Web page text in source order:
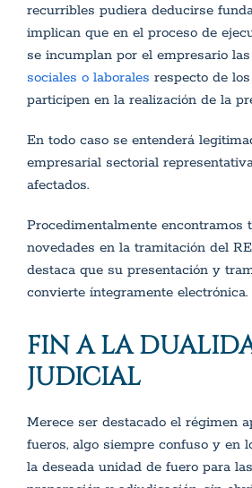
recurribles pudiera deducirse
implican que en el proceso de
se incumplan por el empresario las
sociales o laborales respecto de
participen en la realización de la
En todo caso se entenderá
empresarial sectorial
afectados.
Procedimentalmente encontramos
novedades en la tramitación del
destaca que su presentación y
convierte íntegramente electrónica.
FIN A LA
JUDICIAL
Merece ser destacado el régimen
fueros, algo siempre confuso y en
la deseada unidad de fuero para